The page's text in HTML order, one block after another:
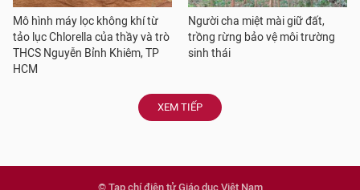
Mô hình máy lọc không khí từ
tảo lục Chlorella của thầy và trò
THCS Nguyễn Bỉnh Khiêm, TP
HCM
Người cha miệt mài giữ đất,
trồng rừng bảo vệ môi trường
sinh thái
XEM TIẾP
© Tạp chí điện tử Giáo dục Việt Nam